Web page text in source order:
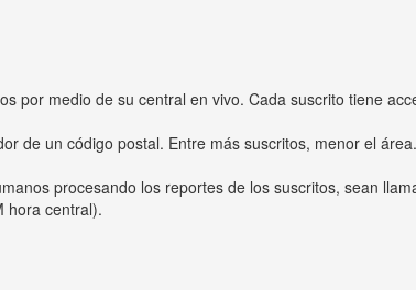
por medio de su central en vivo. Cada suscrito tiene
de un código postal. Entre más suscritos, menor el área.
procesando los reportes de los suscritos, sean
hora central).